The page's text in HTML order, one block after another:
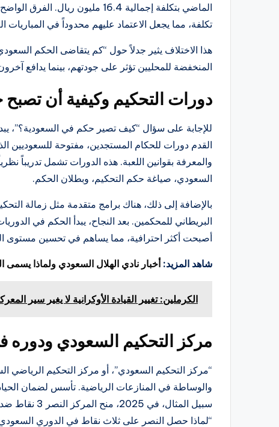
الماضي بتكلفة إجمالية 16.4 مليون
تكلفة، مما يجعل الاعتماد عليهم محدوداً في المباريات
هذا الاختلاف يثير جدلاً حول “كم يتقاضى الحكم
المنخفضة للمحليين تؤثر على جودتهم، بينما يدافع
دورات التحكيم وكيفية أن
للإجابة على سؤال “كيف تصير حكم في السعودية؟”،
والمعرفة بقوانين اللعبة. هذه الدورات تشمل تدريباً
السعودي، صياغة حكم التحكيم، وبطلان الحكم.
البريطاني للمحكمين. بعد النجاح، يبدأ الحكم في
أصبحت أكثر احترافية، مما يساهم في تحسين مستوى
شاهد المزيد:أخبار نادي الهلال السعودي ولماذا
الكرملين: تغيير القيادة الأوكرانية لا يغير سير
مركز التحكيم السعودي ودوره
والوساطة في المنازعات الرياضية. تأسس لضمان
سبيل